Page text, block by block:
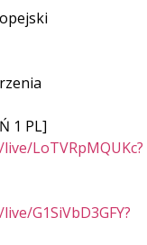
1 PL]
LoTVRpMQUKc?
G1SiVbD3GFY?